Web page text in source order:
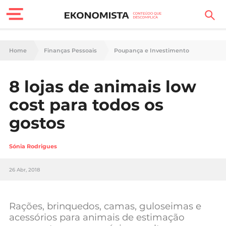
Finanças Pessoais
Carreira
Casa
Lifestyle
Sociedade
Negócios
Home Finanças Pessoais Poupança e Investimento
8 lojas de animais low
cost para todos os
gostos
Sónia Rodrigues
26 Abr, 2018
Rações, brinquedos, camas, guloseimas e
acessórios para animais de estimação